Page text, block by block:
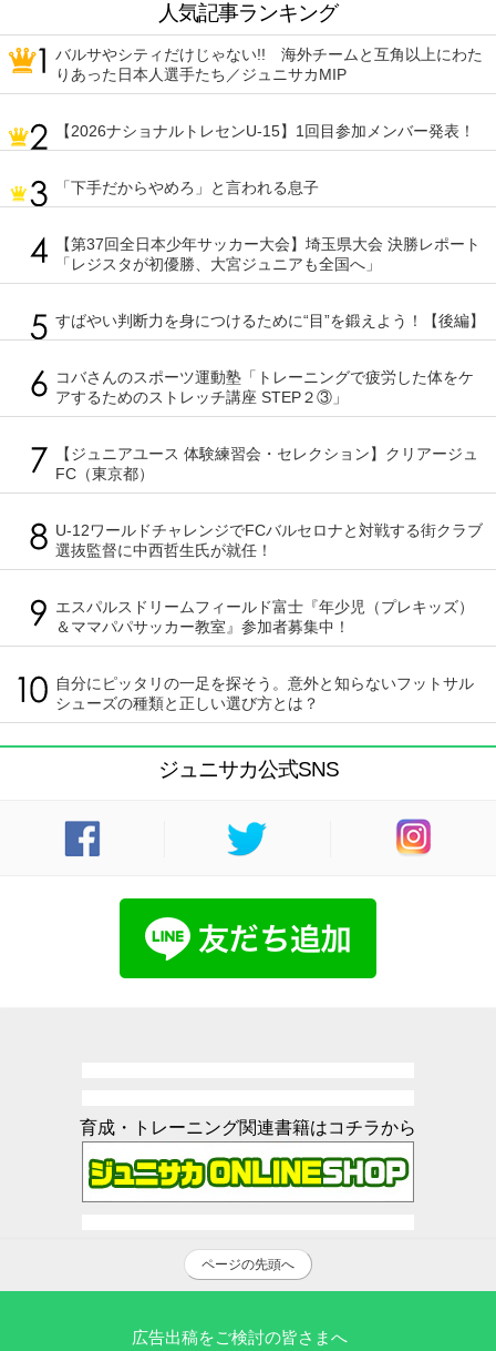
人気記事ランキング
バルサやシティだけじゃない!! 海外チームと互角以上にわた
りあった日本人選手たち／ジュニサカMIP
【2026ナショナルトレセンU-15】1回目参加メンバー発表！
「下手だからやめろ」と言われる息子
【第37回全日本少年サッカー大会】埼玉県大会 決勝レポート
「レジスタが初優勝、大宮ジュニアも全国へ」
すばやい判断力を身につけるために“目”を鍛えよう！【後編】
コバさんのスポーツ運動塾「トレーニングで疲労した体をケ
アするためのストレッチ講座 STEP２③」
【ジュニアユース 体験練習会・セレクション】クリアージュ
FC（東京都）
U-12ワールドチャレンジでFCバルセロナと対戦する街クラブ
選抜監督に中西哲生氏が就任！
エスパルスドリームフィールド富士『年少児（プレキッズ）
＆ママパパサッカー教室』参加者募集中！
自分にピッタリの一足を探そう。意外と知らないフットサル
シューズの種類と正しい選び方とは？
ジュニサカ公式SNS
育成・トレーニング関連書籍はコチラから
ページの先頭へ
広告出稿をご検討の皆さまへ